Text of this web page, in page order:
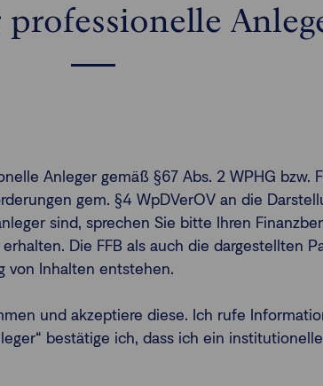
Anleger gemäß §67 Abs. 2 WPHG bzw.
gem. §4 WpDVerOV an die
sind, sprechen Sie bitte Ihren
Die FFB als auch die dargestellten
von Inhalten entstehen.
und akzeptiere diese. Ich rufe
bestätige ich, dass ich ein